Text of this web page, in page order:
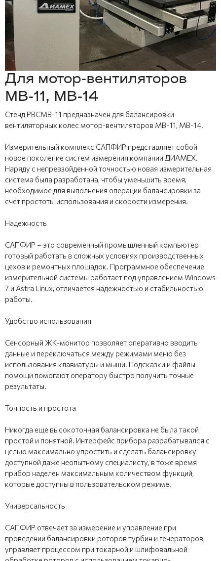
Для мотор-вентиляторов
МВ-11, МВ-14
Стенд РВСМВ-11 предназначен для балансировки
вентиляторных колес мотор-вентиляторов МВ-11, МВ-14.
Измерительный комплекс САПФИР представляет собой
новое поколение систем измерения компании ДИАМЕХ.
Наряду с непревзойденной точностью новая измерительная
система была разработана, чтобы уменьшить время,
необходимое для выполнения операции балансировки за
счет простоты использования и скорости измерения.
Надежность
САПФИР – это современный промышленный компьютер
готовый работать в сложных условиях производственных
цехов и ремонтных площадок. Программное обеспечение
измерительной системы работает под управлением Windows
7 и Astra Linux, отличается надежностью и стабильностью
работы.
Удобство использования
Сенсорный ЖК-монитор позволяет оперативно вводить
данные и переключаться между режимами меню без
использования клавиатуры и мыши. Подсказки и файлы
помощи помогают оператору быстро получить точные
результаты.
Точность и простота
Никогда еще высокоточная балансировка не была такой
простой и понятной. Интерфейс прибора разрабатывался с
целью максимально упростить и сделать балансировку
доступной даже неопытному специалисту, в тоже время
прибор наделен максимальным количеством функций,
которые доступны в пользовательском режиме.
Универсальность
САПФИР отвечает за измерение и управление при
проведении балансировки роторов турбин и генераторов,
управляет процессом при токарной и шлифовальной